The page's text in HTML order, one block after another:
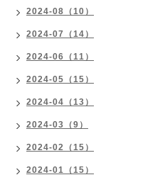
2024-08（10）
2024-07（14）
2024-06（11）
2024-05（15）
2024-04（13）
2024-03（9）
2024-02（15）
2024-01（15）